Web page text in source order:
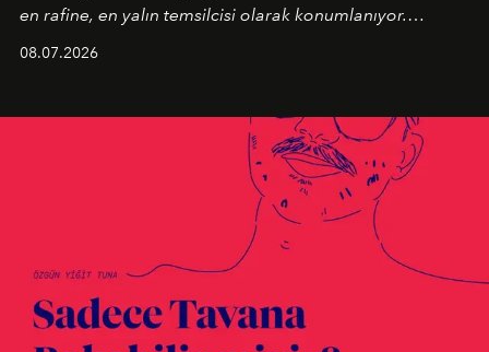
en rafine, en yalın temsilcisi olarak konumlanıyor.
08.07.2026